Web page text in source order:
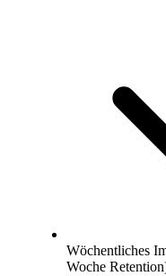
Wöchentliches
Woche